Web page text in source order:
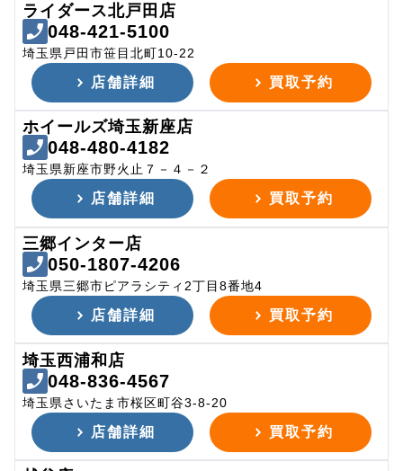
ライダース北戸田店
048-421-5100
埼玉県戸田市笹目北町10-22
店舗詳細 買取予約
ホイールズ埼玉新座店
048-480-4182
埼玉県新座市野火止７－４－２
店舗詳細 買取予約
三郷インター店
050-1807-4206
埼玉県三郷市ピアラシティ2丁目8番地4
店舗詳細 買取予約
埼玉西浦和店
048-836-4567
埼玉県さいたま市桜区町谷3-8-20
店舗詳細 買取予約